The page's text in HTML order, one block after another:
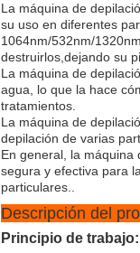
La máquina de
su uso en diferentes
1064nm/532nm/
destruirlos,dejando su
La máquina de
agua, lo que la hace
tratamientos.
La máquina de
depilación de varias
En general, la máquina
segura y efectiva para
particulares..
Descripción del
Principio de trabajo: